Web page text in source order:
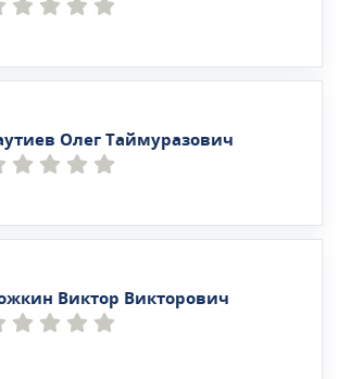
Олег Таймуразович
Виктор Викторович